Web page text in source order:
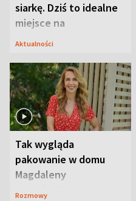
siarkę. Dziś to idealne
miejsce na
wypoczynek
Aktualności
Tak wygląda
pakowanie w domu
Magdaleny
Waligórskiej-Lisieckiej.
Rozmowy